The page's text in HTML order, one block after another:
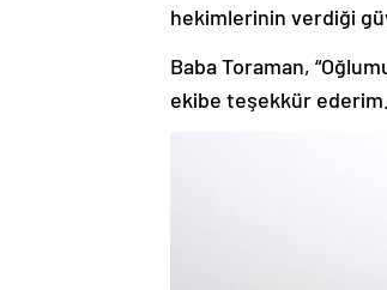
hekimlerinin verdiği
Baba Toraman,
ekibe teşekkür